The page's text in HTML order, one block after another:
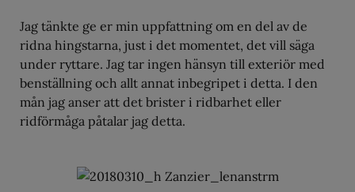
Jag tänkte ge er min uppfattning om en del av de
ridna hingstarna, just i det momentet, det vill säga
under ryttare. Jag tar ingen hänsyn till exteriör med
benställning och allt annat inbegripet i detta. I den
mån jag anser att det brister i ridbarhet eller
ridförmåga påtalar jag detta.